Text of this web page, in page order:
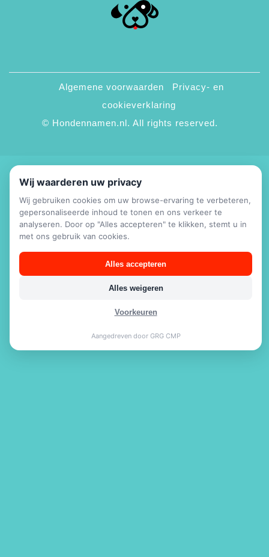
© Hondennamen.nl. All rights reserved.
Algemene voorwaarden
Privacy- en
cookieverklaring